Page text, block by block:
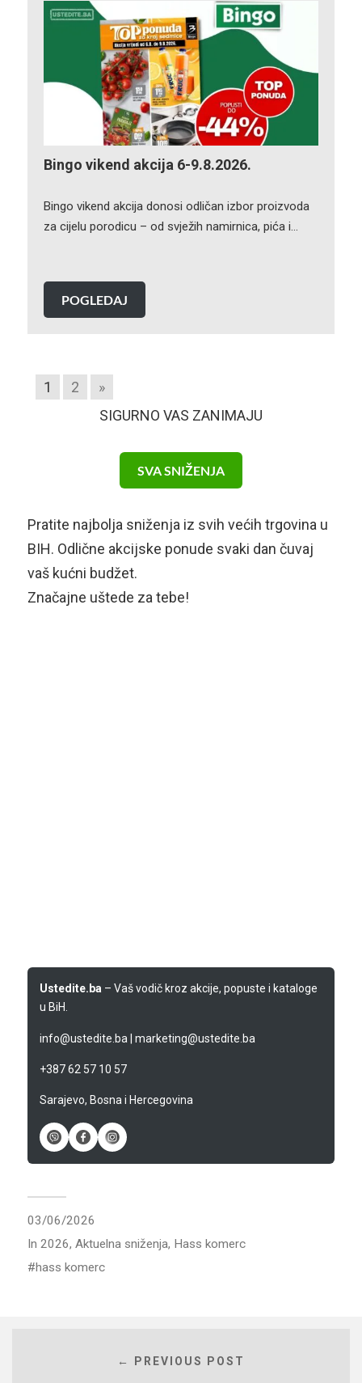
Bingo vikend akcija 6-9.8.2026.
Bingo vikend akcija donosi odličan izbor proizvoda
za cijelu porodicu – od svježih namirnica, pića i…
POGLEDAJ
1 2
»
SIGURNO VAS ZANIMAJU
SVA SNIŽENJA
Pratite najbolja sniženja iz svih većih trgovina u
BIH. Odlične akcijske ponude svaki dan čuvaj
vaš kućni budžet.
Značajne uštede za tebe!
Ustedite.ba– Vaš vodič kroz akcije, popuste i kataloge
u BiH.
info@ustedite.ba marketing@ustedite.ba
+387 62 57 10 57
Sarajevo, Bosna i Hercegovina
03/06/2026
In 2026, Aktuelna sniženja, Hass komerc
hass komerc
← PREVIOUS POST